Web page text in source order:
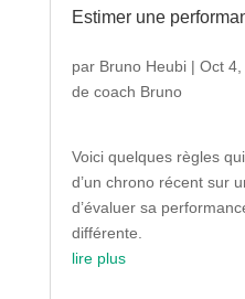
Estimer une
par Bruno Heubi| Oct 4,
de coach Bruno
Voici quelques règles
d’un chrono récent sur
d’évaluer sa
différente.
lire plus